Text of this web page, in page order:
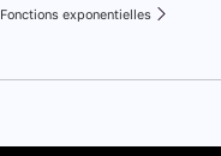
Fonctions exponentielles